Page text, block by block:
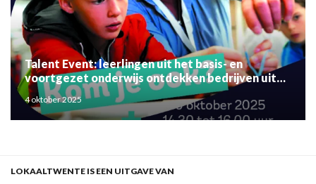
Talent Event: leerlingen uit het basis- en
voortgezet onderwijs ontdekken bedrijven uit
de regio
4 oktober 2025
LOKAALTWENTE IS EEN UITGAVE VAN